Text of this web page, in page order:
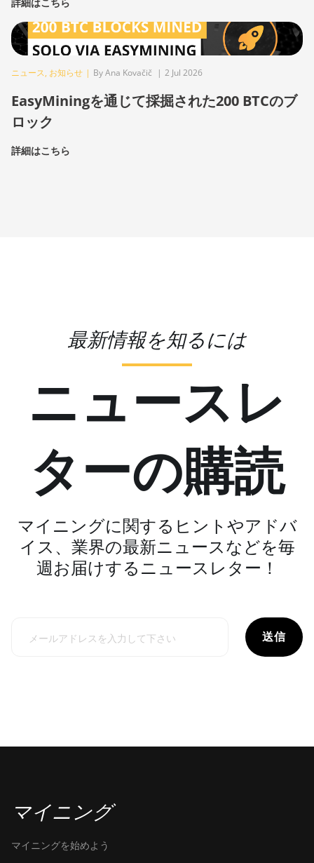
詳細はこちら
ニュース, お知らせ | By Ana Kovačič | 2 Jul 2026
EasyMiningを通じて採掘された200 BTCのブ
ロック
詳細はこちら
最新情報を知るには
ニュースレ
ターの購読
マイニングに関するヒントやアドバ
イス、業界の最新ニュースなどを毎
週お届けするニュースレター！
送信
マイニング
マイニングを始めよう